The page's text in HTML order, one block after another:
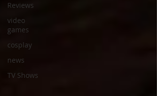
Reviews
video
games
cosplay
news
TV Shows